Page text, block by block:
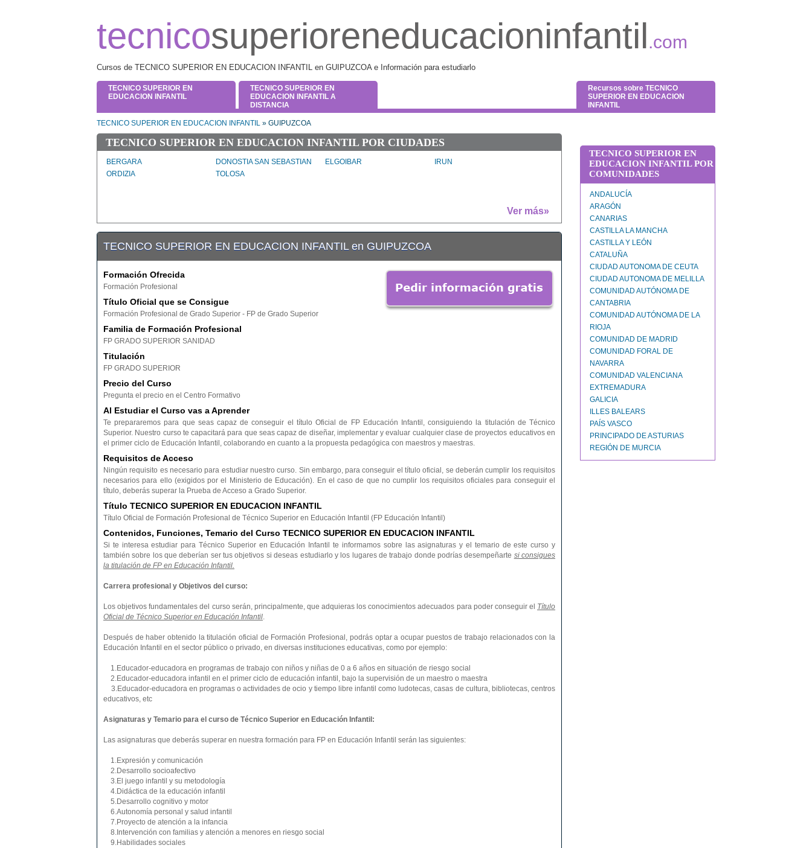
tecnicosuperioreneducacioninfantil.com
Cursos de TECNICO SUPERIOR EN EDUCACION INFANTIL en GUIPUZCOA e Información para estudiarlo
TECNICO SUPERIOR EN
EDUCACION INFANTIL
TECNICO SUPERIOR EN
EDUCACION INFANTIL A
DISTANCIA
Recursos sobre TECNICO
SUPERIOR EN EDUCACION
INFANTIL
TECNICO SUPERIOR EN EDUCACION INFANTIL » GUIPUZCOA
TECNICO SUPERIOR EN EDUCACION INFANTIL POR CIUDADES
BERGARA DONOSTIA SAN SEBASTIAN ELGOIBAR
IRUN
ORDIZIA
TOLOSA
Ver más»
TECNICO SUPERIOR EN EDUCACION INFANTIL en GUIPUZCOA
Formación Ofrecida
Formación Profesional
Título Oficial que se Consigue
Formación Profesional de Grado Superior - FP de Grado Superior
Familia de Formación Profesional
FP GRADO SUPERIOR SANIDAD
Titulación
FP GRADO SUPERIOR
Precio del Curso
Pregunta el precio en el Centro Formativo
Al Estudiar el Curso vas a Aprender
Te prepararemos para que seas capaz de conseguir el título Oficial de FP Educación Infantil, consiguiendo la titulación de Técnico
Superior. Nuestro curso te capacitará para que seas capaz de diseñar, implementar y evaluar cualquier clase de proyectos educativos en
el primer ciclo de Educación Infantil, colaborando en cuanto a la propuesta pedagógica con maestros y maestras.
Requisitos de Acceso
Ningún requisito es necesario para estudiar nuestro curso. Sin embargo, para conseguir el título oficial, se deberán cumplir los requisitos
necesarios para ello (exigidos por el Ministerio de Educación). En el caso de que no cumplir los requisitos oficiales para conseguir el
título, deberás superar la Prueba de Acceso a Grado Superior.
Título TECNICO SUPERIOR EN EDUCACION INFANTIL
Título Oficial de Formación Profesional de Técnico Superior en Educación Infantil (FP Educación Infantil)
Contenidos, Funciones, Temario del Curso TECNICO SUPERIOR EN EDUCACION INFANTIL
Si te interesa estudiar para Técnico Superior en Educación Infantil te informamos sobre las asignaturas y el temario de este curso y
también sobre los que deberían ser tus objetivos si deseas estudiarlo y los lugares de trabajo donde podrías desempeñarte si consigues
la titulación de FP en Educación Infantil.
Carrera profesional y Objetivos del curso:
Los objetivos fundamentales del curso serán, principalmente, que adquieras los conocimientos adecuados para poder conseguir el Título
Oficial de Técnico Superior en Educación Infantil.
Después de haber obtenido la titulación oficial de Formación Profesional, podrás optar a ocupar puestos de trabajo relacionados con la
Educación Infantil en el sector público o privado, en diversas instituciones educativas, como por ejemplo:
1.Educador-educadora en programas de trabajo con niños y niñas de 0 a 6 años en situación de riesgo social
2.Educador-educadora infantil en el primer ciclo de educación infantil, bajo la supervisión de un maestro o maestra
3.Educador-educadora en programas o actividades de ocio y tiempo libre infantil como ludotecas, casas de cultura, bibliotecas, centros
educativos, etc
Asignaturas y Temario para el curso de Técnico Superior en Educación Infantil:
Las asignaturas que deberás superar en nuestra formación para FP en Educación Infantil serán las siguientes:
1.Expresión y comunicación
2.Desarrollo socioafectivo
3.El juego infantil y su metodología
4.Didáctica de la educación infantil
5.Desarrollo cognitivo y motor
6.Autonomía personal y salud infantil
7.Proyecto de atención a la infancia
8.Intervención con familias y atención a menores en riesgo social
9.Habilidades sociales
TECNICO SUPERIOR EN
EDUCACION INFANTIL POR
COMUNIDADES
ANDALUCÍA
ARAGÓN
CANARIAS
CASTILLA LA MANCHA
CASTILLA Y LEÓN
CATALUÑA
CIUDAD AUTONOMA DE CEUTA
CIUDAD AUTONOMA DE MELILLA
COMUNIDAD AUTÓNOMA DE
CANTABRIA
COMUNIDAD AUTÓNOMA DE LA
RIOJA
COMUNIDAD DE MADRID
COMUNIDAD FORAL DE
NAVARRA
COMUNIDAD VALENCIANA
EXTREMADURA
GALICIA
ILLES BALEARS
PAÍS VASCO
PRINCIPADO DE ASTURIAS
REGIÓN DE MURCIA